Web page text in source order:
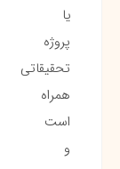
یا
پروژه
تحقیقاتی
همراه
است
و